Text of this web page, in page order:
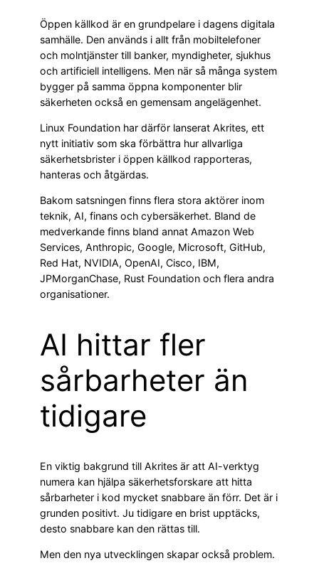
Öppen källkod är en grundpelare i dagens digitala
samhälle. Den används i allt från mobiltelefoner
och molntjänster till banker, myndigheter, sjukhus
och artificiell intelligens. Men när så många system
bygger på samma öppna komponenter blir
säkerheten också en gemensam angelägenhet.
Linux Foundation har därför lanserat Akrites, ett
nytt initiativ som ska förbättra hur allvarliga
säkerhetsbrister i öppen källkod rapporteras,
hanteras och åtgärdas.
Bakom satsningen finns flera stora aktörer inom
teknik, AI, finans och cybersäkerhet. Bland de
medverkande finns bland annat Amazon Web
Services, Anthropic, Google, Microsoft, GitHub,
Red Hat, NVIDIA, OpenAI, Cisco, IBM,
JPMorganChase, Rust Foundation och flera andra
organisationer.
AI hittar fler
sårbarheter än
tidigare
En viktig bakgrund till Akrites är att AI-verktyg
numera kan hjälpa säkerhetsforskare att hitta
sårbarheter i kod mycket snabbare än förr. Det är i
grunden positivt. Ju tidigare en brist upptäcks,
desto snabbare kan den rättas till.
Men den nya utvecklingen skapar också problem.